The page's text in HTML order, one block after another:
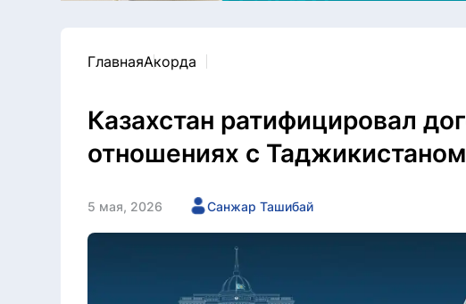
ГлавнаяАкорда
Казахстан ратифицировал
отношениях с Таджикистаном
5 мая, 2026 Санжар Ташибай